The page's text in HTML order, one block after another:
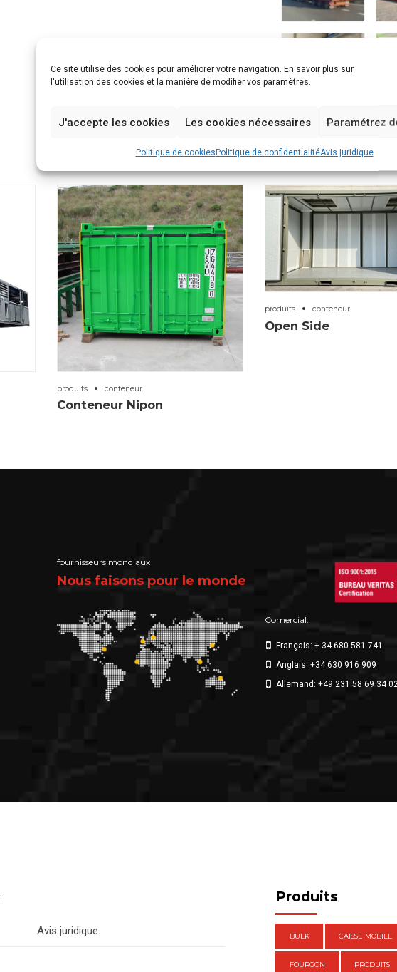
Ce site utilise des cookies pour améliorer votre navigation. En savoir plus sur
l'utilisation des cookies et la manière de modifier vos paramètres.
J'accepte les cookies Les cookies nécessaires Paramétrez
Politique de cookiesPolitique de confidentialitéAvis juridique
produits conteneur
Conteneur Nipon
produits conteneur
Open Side
fournisseurs mondiaux
Nous faisons pour le monde
Comercial:
Français: + 34 680 581 741
Anglais: +34 630 916 909
Allemand: +49 231 58 69 34
Avis juridique
Produits
BULK CAISSE MOBILE
FOURGON PRODUITS